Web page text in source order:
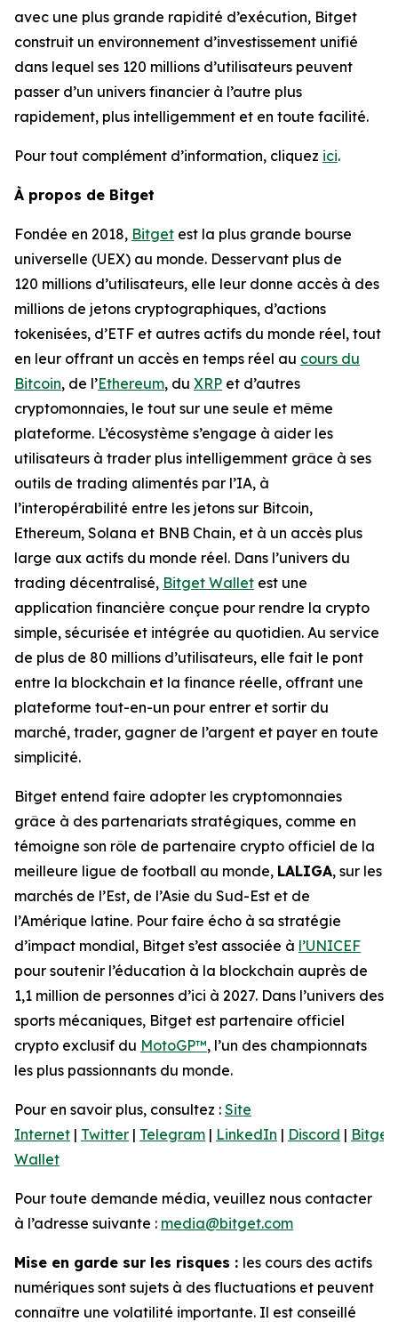
avec une plus grande rapidité d’exécution, Bitget
construit un environnement d’investissement unifié
dans lequel ses 120 millions d’utilisateurs peuvent
passer d’un univers financier à l’autre plus
rapidement, plus intelligemment et en toute facilité.
Pour tout complément d’information, cliquez ici.
À propos de Bitget
Fondée en 2018, Bitget est la plus grande bourse
universelle (UEX) au monde. Desservant plus de
120 millions d’utilisateurs, elle leur donne accès à des
millions de jetons cryptographiques, d’actions
tokenisées, d’ETF et autres actifs du monde réel, tout
en leur offrant un accès en temps réel au cours du
Bitcoin, de l’Ethereum, du XRP et d’autres
cryptomonnaies, le tout sur une seule et même
plateforme. L’écosystème s’engage à aider les
utilisateurs à trader plus intelligemment grâce à ses
outils de trading alimentés par l’IA, à
l’interopérabilité entre les jetons sur Bitcoin,
Ethereum, Solana et BNB Chain, et à un accès plus
large aux actifs du monde réel. Dans l’univers du
trading décentralisé, Bitget Wallet est une
application financière conçue pour rendre la crypto
simple, sécurisée et intégrée au quotidien. Au service
de plus de 80 millions d’utilisateurs, elle fait le pont
entre la blockchain et la finance réelle, offrant une
plateforme tout-en-un pour entrer et sortir du
marché, trader, gagner de l’argent et payer en toute
simplicité.
Bitget entend faire adopter les cryptomonnaies
grâce à des partenariats stratégiques, comme en
témoigne son rôle de partenaire crypto officiel de la
meilleure ligue de football au monde, LALIGA, sur les
marchés de l’Est, de l’Asie du Sud-Est et de
l’Amérique latine. Pour faire écho à sa stratégie
d’impact mondial, Bitget s’est associée à l’UNICEF
pour soutenir l’éducation à la blockchain auprès de
1,1 million de personnes d’ici à 2027. Dans l’univers des
sports mécaniques, Bitget est partenaire officiel
crypto exclusif du MotoGP™, l’un des championnats
les plus passionnants du monde.
Pour en savoir plus, consultez : Site
Internet | Twitter | Telegram | LinkedIn | Discord | Bitget
Wallet
Pour toute demande média, veuillez nous contacter
à l’adresse suivante : media@bitget.com
Mise en garde sur les risques : les cours des actifs
numériques sont sujets à des fluctuations et peuvent
connaître une volatilité importante. Il est conseillé